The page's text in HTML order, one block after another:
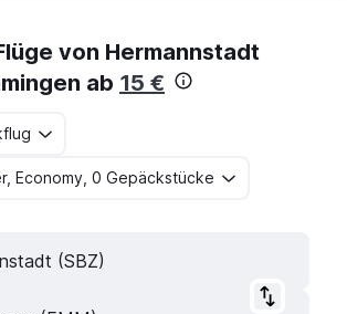
von Hermannstadt
ab 15 €
Economy, 0 Gepäckstücke
(SBZ)